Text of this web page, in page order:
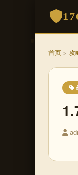
首页 > 攻